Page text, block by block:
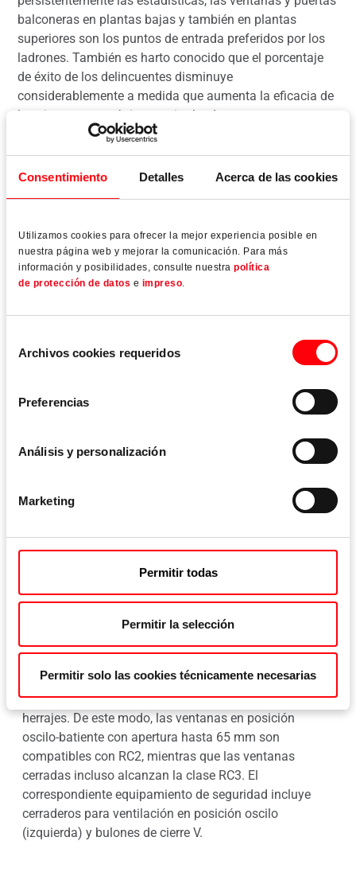
Consentimiento Detalles Acerca de las cookies
Utilizamos cookies para ofrecer la mejor experiencia posible en
nuestra página web y mejorar la comunicación. Para más
información y posibilidades, consulte nuestra política
de protección de datos e impreso.
deArchivos cookies requeridos
Preferencias
Análisis y personalización
Marketing
Permitir todas
Permitir la selección
Permitir solo las cookies técnicamente necesarias
balconeras en plantas bajas y también en plantas
superiores son los puntos de entrada preferidos por los
ladrones. También es harto conocido que el porcentaje
de éxito de los delincuentes disminuye
considerablemente a medida que aumenta la eficacia de
los sistemas mecánicos antirrobo. Las empresas
especializadas pueden ofrecer ahora una nueva ventaja
de seguridad a sus clientes: la gama Roto NX incorpora
cerraderos de acero optimizados, según el fabricante, en
RC3.
la gama Roto NX también suponen una mejora para la
ventana TiltSafe, según destaca el especialista en
herrajes. De este modo, las ventanas en posición
oscilo-batiente con apertura hasta 65 mm son
compatibles con RC2, mientras que las ventanas
cerradas incluso alcanzan la clase RC3. El
correspondiente equipamiento de seguridad incluye
cerraderos para ventilación en posición oscilo
(izquierda) y bulones de cierre V.
La